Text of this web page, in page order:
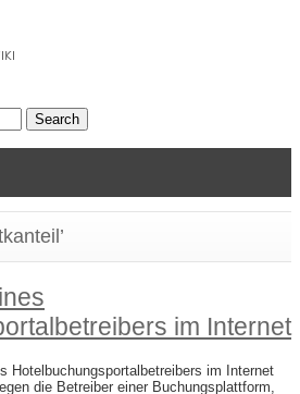
im Internet
Hotelbuchungsportalbetreibers im Internet
die Betreiber einer Buchungsplattform,